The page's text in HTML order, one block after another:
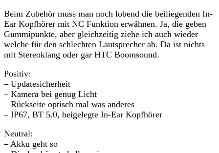
Beim Zubehör muss man noch lobend die beiliegenden In-
Ear Kopfhörer mit NC Funktion erwähnen. Ja, die geben
Gummipunkte, aber gleichzeitig ziehe ich auch wieder
welche für den schlechten Lautsprecher ab. Da ist nichts
mit Stereoklang oder gar HTC Boomsound.
Positiv:
– Updatesicherheit
– Kamera bei genug Licht
– Rückseite optisch mal was anderes
– IP67, BT 5.0, beigelegte In-Ear Kopfhörer
Neutral:
– Akku geht so